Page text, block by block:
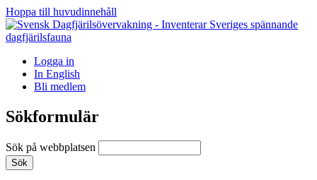
Hoppa till huvudinnehåll
Logga in
In English
Bli medlem
Sökformulär
Sök på webbplatsen